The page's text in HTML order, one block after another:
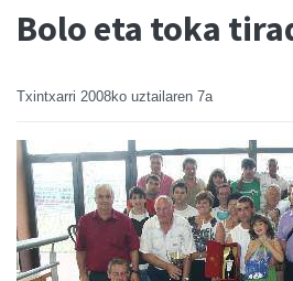
Bolo eta toka
Txintxarri 2008ko uztailaren 7a